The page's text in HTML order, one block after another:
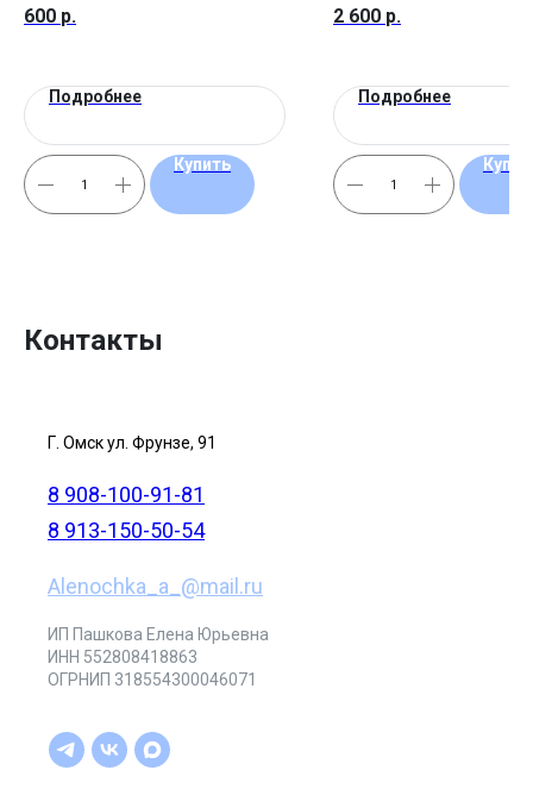
600 р.
Подробнее
Купить
2 600 р.
Подробнее
Контакты
Г. Омск ул. Фрунзе, 91
8 908-100-91-81
8 913-150-50-54
Alenochka_a_@mail.ru
ИП Пашкова Елена Юрьевна
ИНН 552808418863
ОГРНИП 318554300046071